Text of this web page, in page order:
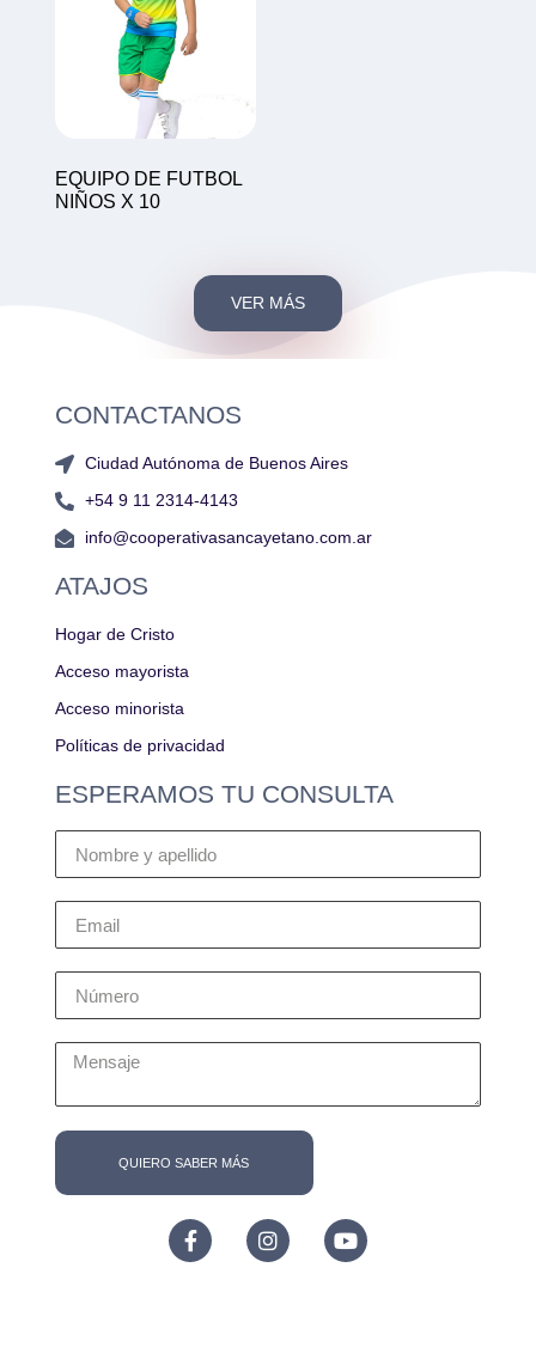
EQUIPO DE FUTBOL
NIÑOS X 10
VER MÁS
CONTACTANOS
Ciudad Autónoma de Buenos Aires
+54 9 11 2314-4143
info@cooperativasancayetano.com.ar
ATAJOS
Hogar de Cristo
Acceso mayorista
Acceso minorista
Políticas de privacidad
ESPERAMOS TU CONSULTA
QUIERO SABER MÁS